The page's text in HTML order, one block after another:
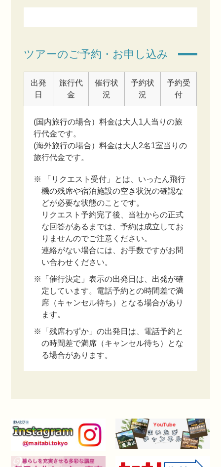
ツアーのご予約・お申し込み
出発
日
旅行代
金
催行状
況
予約状
況
予約受
付
(国内旅行の場合）料金は大人1人当りの旅
行代金です。
(海外旅行の場合）料金は大人2名1室当りの
旅行代金です。
※ 「リクエスト受付」とは、いったん飛行
機の残席や宿泊施設の空き状況の確認な
どが必要な状態のことです。
リクエスト予約完了後、当社からの正式
な回答があるまでは、予約は成立してお
りませんのでご注意ください。
連絡がない場合には、お手数ですがお問
い合わせください。
※「催行決定」表示の出発日は、出発が確
定しています。電話予約との時間差で満
席（キャンセル待ち）となる場合があり
ます。
※「残席わずか」の出発日は、電話予約と
の時間差で満席（キャンセル待ち）とな
る場合があります。